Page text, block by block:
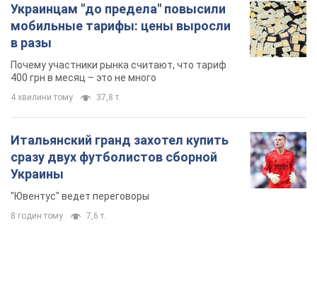
Украинцам "до предела" повысили
мобильные тарифы: цены выросли
в разы
Почему участники рынка считают, что тариф
400 грн в месяц – это не много
4 хвилини тому 37,8 т.
Итальянский гранд захотел купить
сразу двух футболистов сборной
Украины
"Ювентус" ведет переговоры
8 годин тому 7,6 т.